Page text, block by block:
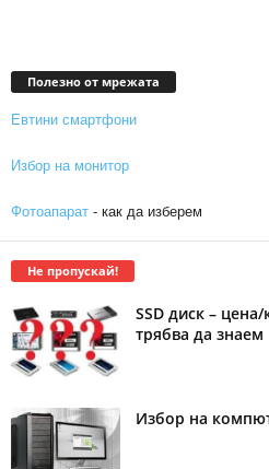
Полезно от мрежата
Евтини смартфони
Избор на монитор
Фотоапарат - как да изберем
Не пропускай!
SSD диск –
трябва да знаем
Избор на